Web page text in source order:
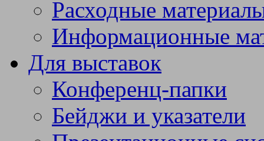
Расходные
Информационные
Для выставок
Конференц-папки
Бейджи и указатели